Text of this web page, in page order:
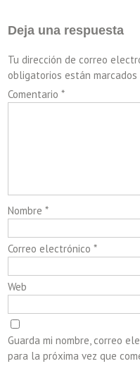
Deja una respuesta
Tu dirección de correo
obligatorios están
Comentario*
Nombre*
Correo electrónico*
Web
Guarda mi nombre, correo
para la próxima vez que